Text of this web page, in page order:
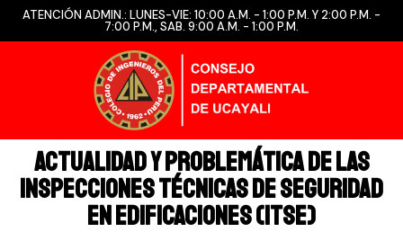
ATENCIÓN ADMIN.: LUNES-VIE: 10:00 A.M. - 1:00 P.M. Y 2:00 P.M. -
7:00 P.M., SAB. 9:00 A.M. - 1:00 P.M.
Actualidad y Problemática de las
Inspecciones Técnicas de Seguridad
en Edificaciones (ITSE)